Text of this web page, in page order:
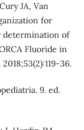
JA, Van
for
determination of
Fluoride in
36.
9. ed.